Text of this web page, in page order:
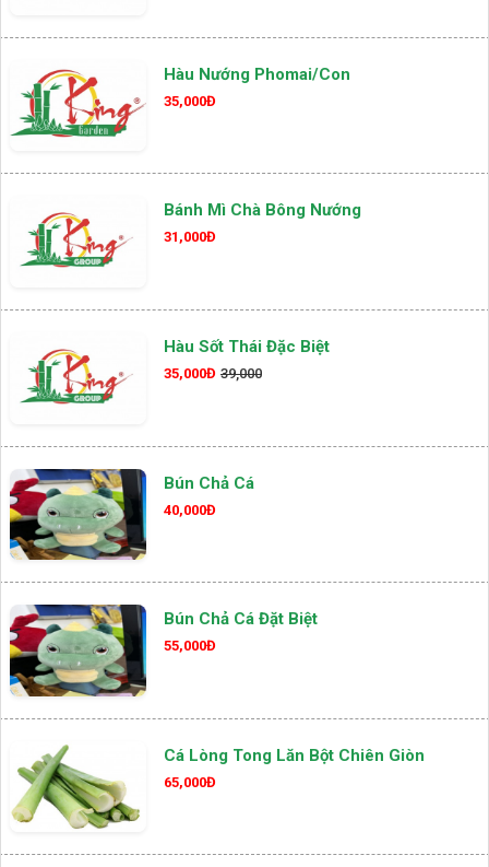
Hàu Nướng Phomai/con
35,000Đ
Bánh Mì Chà Bông Nướng
31,000Đ
Hàu Sốt Thái Đặc Biệt
35,000Đ 39,000
Bún Chả Cá
40,000Đ
Bún Chả Cá Đặt Biệt
55,000Đ
Cá Lòng Tong Lăn Bột Chiên Giòn
65,000Đ